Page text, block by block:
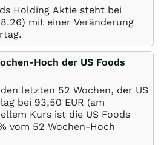
Holding Aktie steht bei
) mit einer Veränderung
Hoch der US Foods
letzten 52 Wochen, der US
bei 93,50 EUR (am
Kurs ist die US Foods
vom 52 Wochen-Hoch